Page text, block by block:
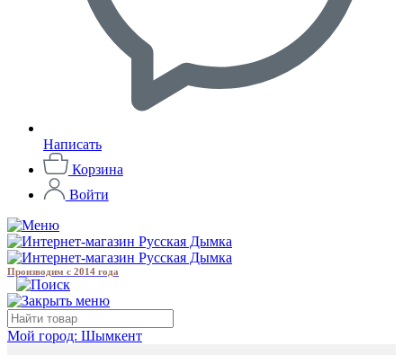
Написать
Корзина
Войти
Производим с 2014 года
Мой город: Шымкент